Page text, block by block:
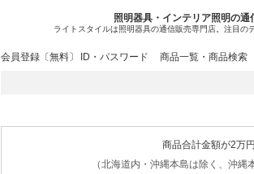
照明器具・インテリア照明の通
ライトスタイルは照明器具の通信販売専門店。注目の
会員登録〔無料〕 ID・パスワード 商品一覧・商品検索
商品合計金額が2万
（北海道内・沖縄本島は除く、沖縄